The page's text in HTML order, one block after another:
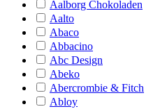
Aalborg Chokoladen
Aalto
Abaco
Abbacino
Abc Design
Abeko
Abercrombie & Fitch
Abloy